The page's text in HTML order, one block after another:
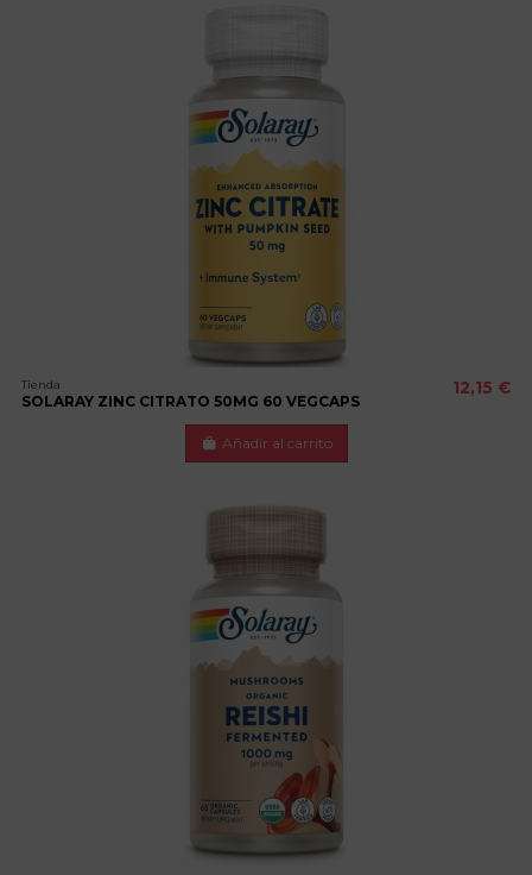
Tienda
SOLARAY ZINC CITRATO 50MG 60 VEGCAPS
12,15 €
Añadir al carrito